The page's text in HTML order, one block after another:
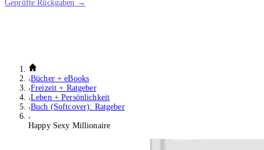
Geprüfte Rückgaben →
Bücher + eBooks
Freizeit + Ratgeber
Leben + Persönlichkeit
Buch (Softcover): Ratgeber
Happy Sexy Millionaire